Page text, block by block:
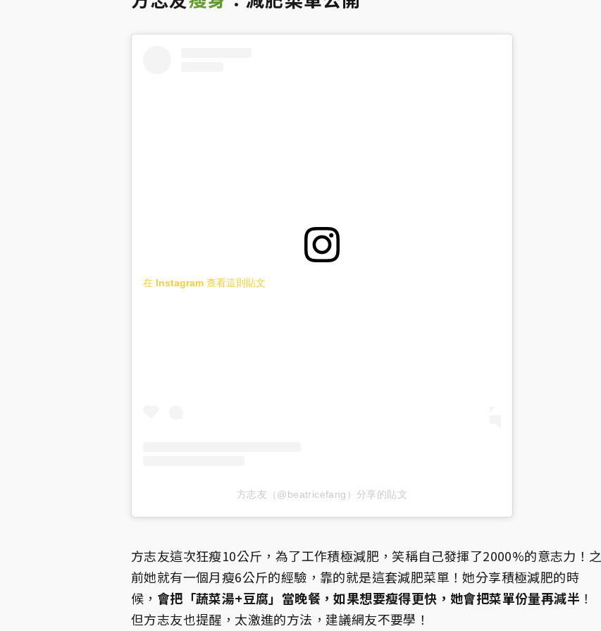
在 Instagram 查看這則貼文
方志友（@beatricefang）分享的貼文
方志友這次狂瘦10公斤，為了工作積極減肥，笑稱自己發揮了2000%的意志力！之
前她就有一個月瘦6公斤的經驗，靠的就是這套減肥菜單！她分享積極減肥的時
候， 會把「蔬菜湯+豆腐」當晚餐，如果想要瘦得更快，她會把菜單份量再減半 ！
但方志友也提醒，太激進的方法，建議網友不要學！